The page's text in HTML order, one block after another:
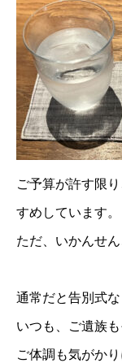
ご予算が許す限
すめしています。
ただ、いかんせん
通常だと告別式
いつも、ご遺族
ご体調も気がかり